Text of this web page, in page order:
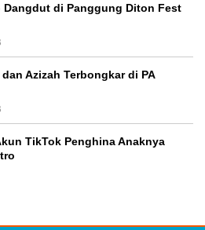
Dangdut di Panggung Diton Fest
Azizah Terbongkar di PA
TikTok Penghina Anaknya